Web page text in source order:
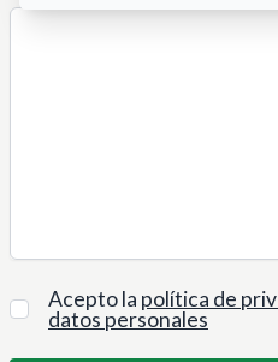
Acepto la política de
datos personales